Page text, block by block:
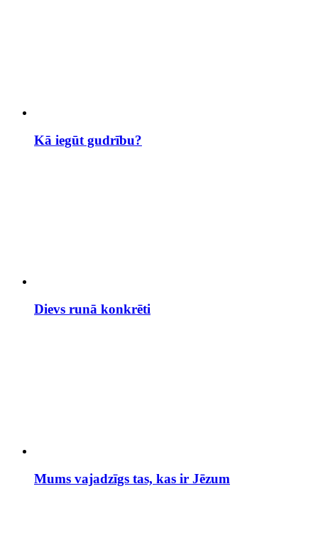
Kā iegūt gudrību?
Dievs runā konkrēti
Mums vajadzīgs tas, kas ir Jēzum